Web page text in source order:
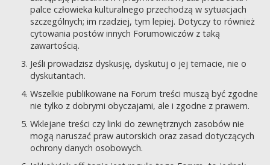
palce człowieka kulturalnego przechodzą w sytuacjach
szczególnych; im rzadziej, tym lepiej. Dotyczy to również
cytowania postów innych Forumowiczów z taką
zawartością.
Jeśli prowadzisz dyskusję, dyskutuj o jej temacie, nie o
dyskutantach.
Wszelkie publikowane na Forum treści muszą być zgodne
nie tylko z dobrymi obyczajami, ale i zgodne z prawem.
Wklejane treści czy linki do zewnętrznych zasobów nie
mogą naruszać praw autorskich oraz zasad dotyczących
ochrony danych osobowych.